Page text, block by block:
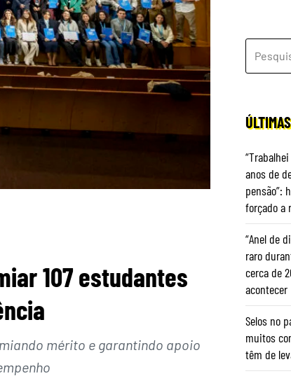
107 estudantes
mérito e garantindo apoio
POR:
anos de
pensão”:
forçado a
“Anel de
raro
cerca de
acontecer
Selos no
muitos
têm de